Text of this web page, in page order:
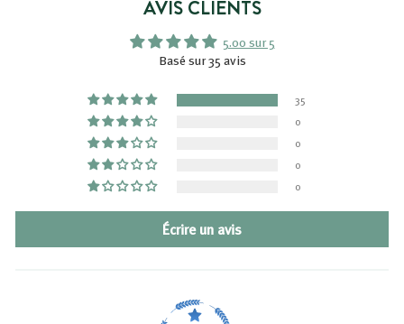
AVIS CLIENTS
5.00 sur 5
Basé sur 35 avis
35
0
0
0
0
Écrire un avis